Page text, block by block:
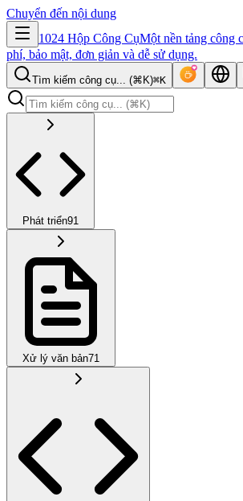
Chuyển đến nội dung
1024 Hộp Công CụMột nền tảng công
phí, bảo mật, đơn giản và dễ sử dụng.
Tìm kiếm công cụ... (⌘K)⌘K
Phát triển91
Xử lý văn bản71